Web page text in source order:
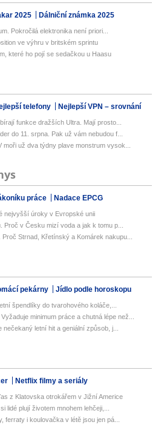
2025 Dálniční známka 2025
Pokročilá elektronika není priori...
ve výhru v britském sprintu
které ho pojí se sedačkou u Haasu
telefony Nejlepší VPN – srovnání
funkce dražších Ultra. Mají prosto...
do 11. srpna. Pak už vám nebudou f...
už dva týdny plave monstrum vysok...
práce Nadace EPCG
nejvyšší úroky v Evropské unii
v Česku mizí voda a jak k tomu p...
Strnad, Křetínský a Komárek nakupu...
pekárny Jídlo podle horoskopu
špendlíky do tvarohového koláče,...
minimum práce a chutná lépe než...
letní hit a geniální způsob, j...
Netflix filmy a seriály
z Klatovska otrokářem v Jižní Americe
lidé plují životem mnohem lehčeji,...
ferraty i koulovačka v létě jsou jen pá...